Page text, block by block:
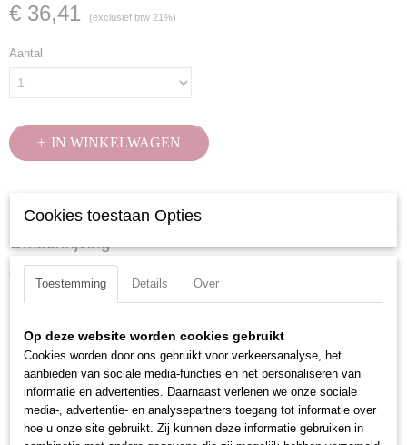
€ 36,41 (exclusief btw 21%)
Aantal
IN WINKELWAGEN
Specificaties
3787
3787
Omschrijving
61-delig in kunststof box.
6 zaagsnede bits (4, 4.5, 5, 5.5, 6, 6.5, 8mm)
5 Phillips bits (PH1, 2x PH2, PH3, PH4)
6 Pozidriv bits (2x PZ1, 2x PZ2, PZ3, PZ4)
30 Torx bits (3x T10, 3x T15, 6x T20, 6xT25, 6xT30, 6xT40)
7 Torx bits met stiftgeleiding (T10, T15, T20, T25, T27, T30, T40)
Cookies toestaan Opties
Toestemming Details Over
Op deze website worden cookies gebruikt
Cookies worden door ons gebruikt voor verkeersanalyse, het
aanbieden van sociale media-functies en het personaliseren van
informatie en advertenties. Daarnaast verlenen we onze sociale
media-, advertentie- en analysepartners toegang tot informatie over
hoe u onze site gebruikt. Zij kunnen deze informatie gebruiken in